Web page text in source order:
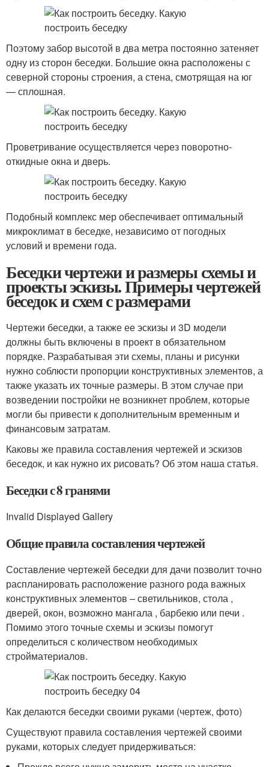
Поэтому забор высотой в два метра постоянно затеняет
одну из сторон беседки. Большие окна расположены с
северной стороны строения, а стена, смотрящая на юг
— сплошная.
Проветривание осуществляется через поворотно-
откидные окна и дверь.
Подобный комплекс мер обеспечивает оптимальный
микроклимат в беседке, независимо от погодных
условий и времени года.
Беседки чертежи и размеры схемы и
проекты эскизы. Примеры чертежей
беседок и схем с размерами
Чертежи беседки, а также ее эскизы и 3D модели
должны быть включены в проект в обязательном
порядке. Разрабатывая эти схемы, планы и рисунки
нужно соблюсти пропорции конструктивных элементов, а
также указать их точные размеры. В этом случае при
возведении постройки не возникнет проблем, которые
могли бы привести к дополнительным временным и
финансовым затратам.
Каковы же правила составления чертежей и эскизов
беседок, и как нужно их рисовать? Об этом наша статья.
Беседки с 8 гранями
Invalid Displayed Gallery
Общие правила составления чертежей
Составление чертежей беседки для дачи позволит точно
распланировать расположение разного рода важных
конструктивных элементов – светильников, стола ,
дверей, окон, возможно мангала , барбекю или печи .
Помимо этого точные схемы и эскизы помогут
определиться с количеством необходимых
стройматериалов.
Как делаются беседки своими руками (чертеж, фото)
Существуют правила составления чертежей своими
руками, которых следует придерживаться: